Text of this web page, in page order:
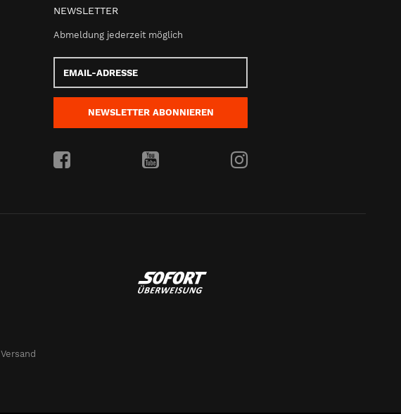
NEWSLETTER
Abmeldung jederzeit möglich
Adresse
NEWSLETTER ABONNIEREN
Versand